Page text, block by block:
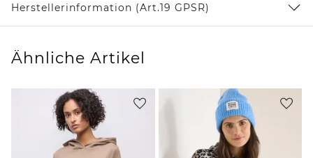
Herstellerinformation (Art.19 GPSR)
Ähnliche Artikel